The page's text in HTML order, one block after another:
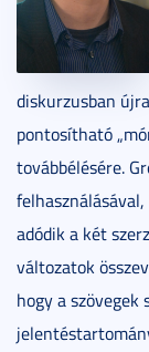
diskurzusban
pontosítható
továbbélésére.
adódik a két
változatok
hogy a szövegek